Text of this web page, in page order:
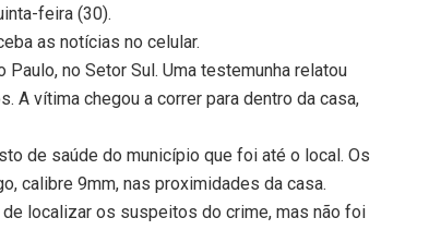
feira (30).
as notícias no celular.
no Setor Sul. Uma testemunha relatou
A vítima chegou a correr para dentro da casa,
de saúde do município que foi até o local. Os
calibre 9mm, nas proximidades da casa.
localizar os suspeitos do crime, mas não foi